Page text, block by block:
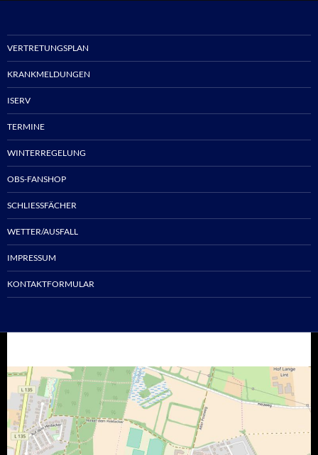
VERTRETUNGSPLAN
KRANKMELDUNGEN
ISERV
TERMINE
WINTERREGELUNG
OBS-FANSHOP
SCHLIESSFÄCHER
WETTER/AUSFALL
IMPRESSUM
KONTAKTFORMULAR